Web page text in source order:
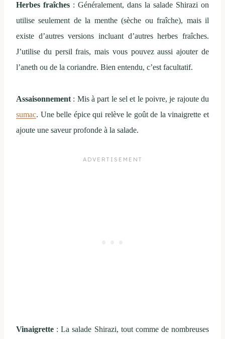
Herbes fraîches : Généralement, dans la salade Shirazi on
utilise seulement de la menthe (sèche ou fraîche), mais il
existe d’autres versions incluant d’autres herbes fraîches.
J’utilise du persil frais, mais vous pouvez aussi ajouter de
l’aneth ou de la coriandre. Bien entendu, c’est facultatif.
Assaisonnement: Mis à part le sel et le poivre, je rajoute du
sumac. Une belle épice qui relève le goût de la vinaigrette et
ajoute une saveur profonde à la salade.
Vinaigrette : La salade Shirazi, tout comme de nombreuses